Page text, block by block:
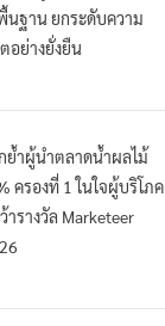
นฐาน ยกระดับความ
อย่างยั่งยืน
ย้ำผู้นำตลาดน้ำผลไม้
ครองที่ 1 ในใจผู้บริโภค
รางวัล Marketeer